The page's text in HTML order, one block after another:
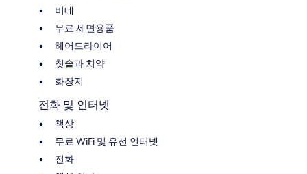
비데
무료 세면용품
헤어드라이어
칫솔과 치약
화장지
전화 및 인터넷
책상
무료 WiFi 및 유선 인터넷
전화